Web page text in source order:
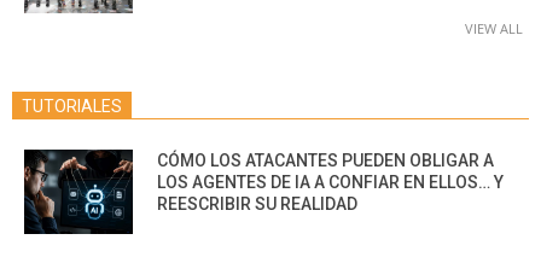
VIEW ALL
TUTORIALES
CÓMO LOS ATACANTES PUEDEN OBLIGAR A
LOS AGENTES DE IA A CONFIAR EN ELLOS… Y
REESCRIBIR SU REALIDAD